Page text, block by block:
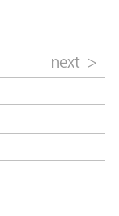
next